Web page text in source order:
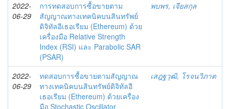
2022-
06-29
การทดสอบการซื้อขายตาม
สัญญาณทางเทคนิคบนสินทรัพย์
ดิจิทัลอีเธอเรียม (Ethereum) ด้วย
เครื่องมือ Relative Strength
Index (RSI) และ Parabolic SAR
(PSAR)
พบพร, เจียสกุล
2022-
06-29
ทดสอบการซื้อขายตามสัญญาณ
ทางเทคนิคบนสินทรัพย์ดิจิทัลอี
เธอเรียม (Ethereum) ด้วยเครื่อง
มือ Stochastic Oscillator
เสฎฐวุฒิ, โรจนวิภาต